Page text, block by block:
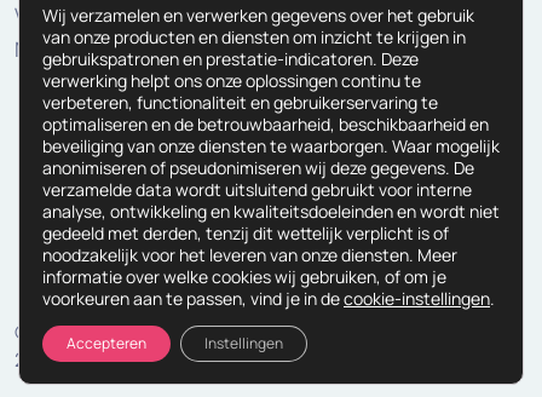
VAT:
NL810307625B01
© Copyright
2026
Algemene Voorwaarden
Verwerkersovereenkomst
Wij verzamelen en verwerken gegevens over het gebruik
van onze producten en diensten om inzicht te krijgen in
gebruikspatronen en prestatie-indicatoren. Deze
verwerking helpt ons onze oplossingen continu te
verbeteren, functionaliteit en gebruikerservaring te
optimaliseren en de betrouwbaarheid, beschikbaarheid en
beveiliging van onze diensten te waarborgen. Waar mogelijk
anonimiseren of pseudonimiseren wij deze gegevens. De
verzamelde data wordt uitsluitend gebruikt voor interne
analyse, ontwikkeling en kwaliteitsdoeleinden en wordt niet
gedeeld met derden, tenzij dit wettelijk verplicht is of
noodzakelijk voor het leveren van onze diensten. Meer
informatie over welke cookies wij gebruiken, of om je
voorkeuren aan te passen, vind je in decookie-instellingen.
Accepteren Instellingen